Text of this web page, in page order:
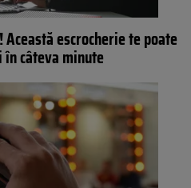
escrocherie te poate
câteva minute